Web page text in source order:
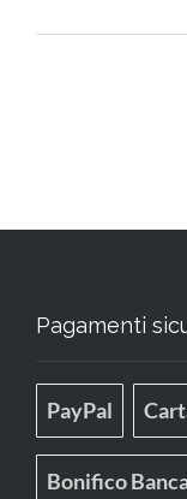
Pagamenti
PayPal
Bonifico